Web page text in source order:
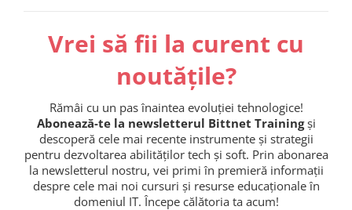
Vrei să fii la curent cu
noutățile?
Rămâi cu un pas înaintea evoluției tehnologice!
Abonează-te la newsletterul Bittnet Trainingși
descoperă cele mai recente instrumente și strategii
pentru dezvoltarea abilităților tech și soft. Prin abonarea
la newsletterul nostru, vei primi în premieră informații
despre cele mai noi cursuri și resurse educaționale în
domeniul IT. Începe călătoria ta acum!